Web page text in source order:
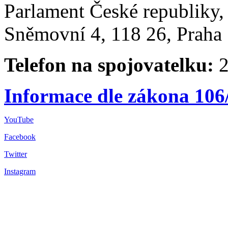
Parlament České
Sněmovní 4, 118 26,
Telefon na spojovatelku:
Informace dle zákona
YouTube
Facebook
Twitter
Instagram